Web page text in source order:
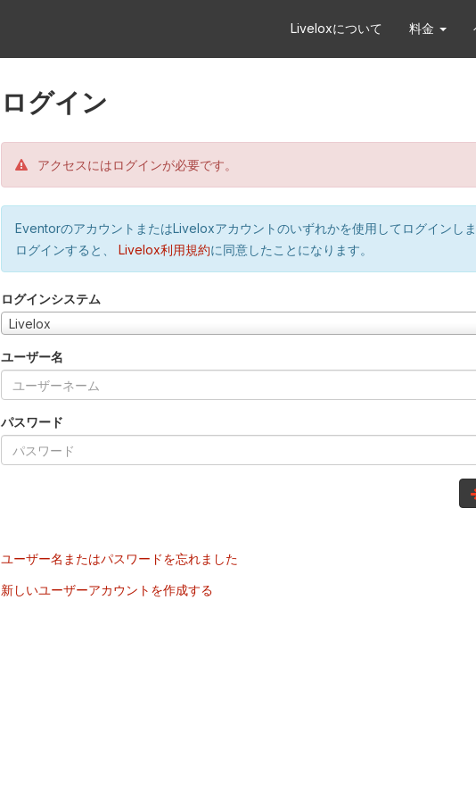
Liveloxについて 料金
ログイン
アクセスにはログインが必要です。
EventorのアカウントまたはLiveloxアカウントのいずれかを使用してログインし
ログインすると、
Livelox利用規約に同意したことになります。
ログインシステム
Livelox
ユーザー名
パスワード
ユーザー名またはパスワードを忘れました
新しいユーザーアカウントを作成する